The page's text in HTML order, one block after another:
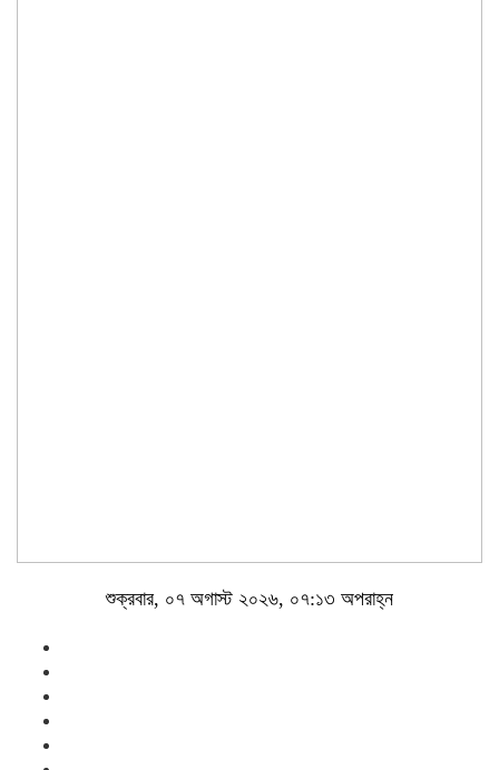
শুক্রবার, ০৭ অগাস্ট ২০২৬, ০৭:১৩ অপরাহ্ন